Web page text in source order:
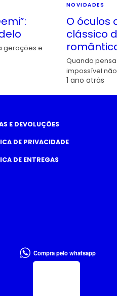
gerações e
NOVIDADES
O óculos
clássico
Quando
impossível
1 ano atrás
E DEVOLUÇÕES
DE PRIVACIDADE
DE ENTREGAS
Compra pelo whatsapp